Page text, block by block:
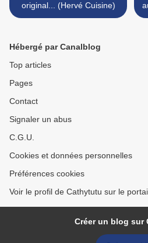
original... (Hervé Cuisine)
Hébergé par Canalblog
Top articles
Pages
Contact
Signaler un abus
C.G.U.
Cookies et données personnelles
Préférences cookies
Voir le profil de Cathytutu sur le
Créer un blog sur